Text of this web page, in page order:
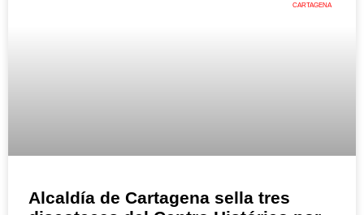
CARTAGENA
Alcaldía de Cartagena sella tres